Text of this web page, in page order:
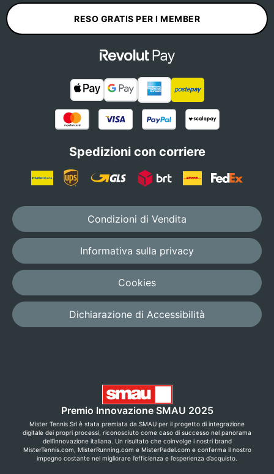
RESO GRATIS PER I MEMBER
Spedizioni con corriere
Condizioni di Vendita
Informativa sulla privacy
Cookies
Dichiarazione di Accessibilità
Premio Innovazione SMAU 2025
Mister Tennis Srl è stata premiata da SMAU per il progetto di integrazione
digitale dei propri processi, riconosciuto come caso di successo nel panorama
dell’innovazione italiana. Un risultato che coinvolge i nostri brand
MisterTennis.com, MisterRunning.com e MisterPadel.com e conferma il nostro
impegno costante nel migliorare l’efficienza e l’esperienza d’acquisto.